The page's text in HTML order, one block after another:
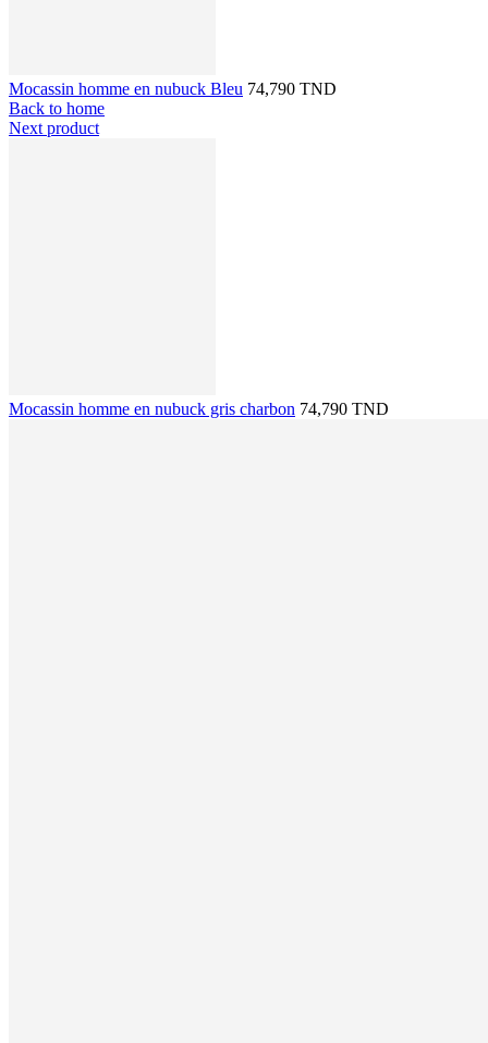
Mocassin homme en nubuck Bleu 74,790 TND
Back to home
Next product
Mocassin homme en nubuck gris charbon 74,790 TND